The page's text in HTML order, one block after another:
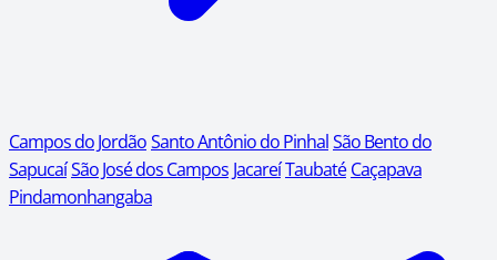
Campos do JordãoSanto Antônio do PinhalSão Bento do
SapucaíSão José dos Campos JacareíTaubaté Caçapava
Pindamonhangaba